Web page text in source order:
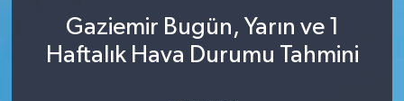
Gaziemir Bugün, Yarın ve 1
Haftalık Hava Durumu Tahmini
Ekonomi
Eskişehir
Son Dakika Haberleri
Haber Arşivi